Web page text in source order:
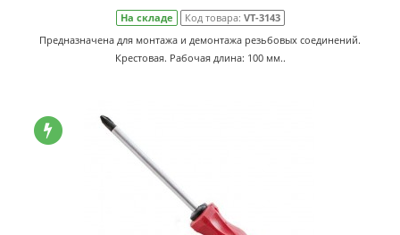
На складе Код товара: VT-3143
Предназначена для монтажа и демонтажа резьбовых соединений.
Крестовая. Рабочая длина: 100 мм..